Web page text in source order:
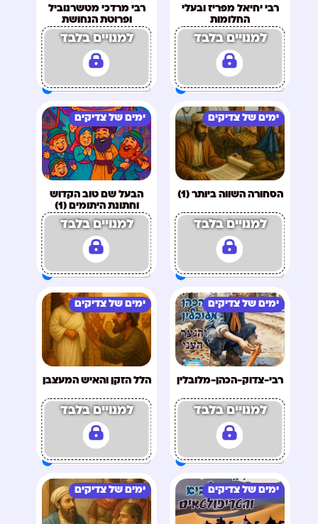
רבי יחיאל מפריז ובעלי
החלומות
למנויים בלבד
רבי מרדכי מטשרנוביל
ופרוטת הנחושת
למנויים בלבד
ימים של צדיקים
הסחורה השווה ביותר (1)
למנויים בלבד
ימים של צדיקים
הבעל שם טוב הקדוש
וחתונת היתומים (1)
למנויים בלבד
ימים של צדיקים
רבי-צדוק-הכהן-מלובלין
למנויים בלבד
ימים של צדיקים
הלל הזקן והאיש המעצבן
למנויים בלבד
ימים של צדיקים ימים של צדיקים